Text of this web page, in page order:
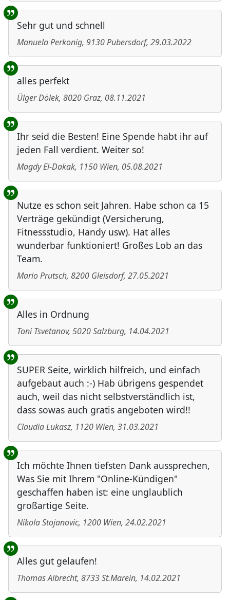
Sehr gut und schnell
Manuela Perkonig, 9130Pubersdorf, 29.03.2022
alles perfekt
Ülger Dölek, 8020 Graz, 08.11.2021
Ihr seid die Besten! Eine Spende habt ihr auf
jeden Fall verdient. Weiter so!
Magdy El-Dakak, 1150 Wien, 05.08.2021
Nutze es schon seit Jahren. Habe schon ca 15
Verträge gekündigt (Versicherung,
Fitnessstudio, Handy usw). Hat alles
wunderbar funktioniert! Großes Lob an das
Team.
Mario Prutsch, 8200 Gleisdorf, 27.05.2021
Alles in Ordnung
Toni Tsvetanov, 5020Salzburg, 14.04.2021
SUPER Seite, wirklich hilfreich, und einfach
aufgebaut auch :-) Hab übrigens gespendet
auch, weil das nicht selbstverständlich ist,
dass sowas auch gratis angeboten wird!!
Claudia Lukasz, 1120 Wien, 31.03.2021
Ich möchte Ihnen tiefsten Dank aussprechen,
Was Sie mit Ihrem "Online-Kündigen"
geschaffen haben ist: eine unglaublich
großartige Seite.
Nikola Stojanovic, 1200 Wien, 24.02.2021
Alles gut gelaufen!
Thomas Albrecht, 8733St.Marein, 14.02.2021